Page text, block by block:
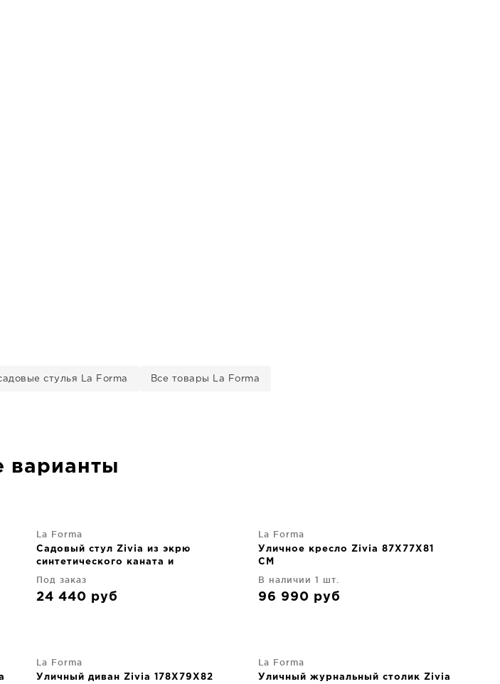
стулья La Forma Все товары La Forma
варианты
La Forma
Садовый стул Zivia из экрю
синтетического каната и
Под заказ
24 440 руб
La Forma
Уличное кресло Zivia 87X77X81
CM
В наличии 1 шт.
96 990 руб
La Forma
Уличный диван Zivia 178X79X82
La Forma
Уличный журнальный столик Zivia